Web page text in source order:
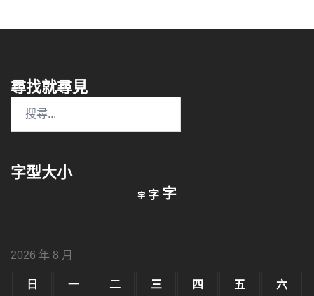
尋找就尋見
字:
字型大小
字 小
字重
小。
字放
2026 年 8 月
日 一 二 三 四 五 六